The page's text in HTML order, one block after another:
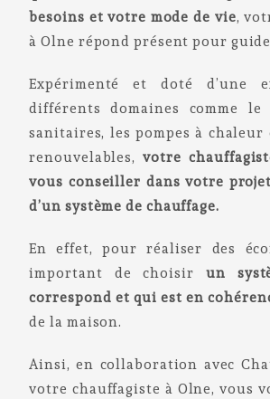
besoins et votre mode de vie,
à Olne répond présent pour
Expérimenté et doté d’une
différents domaines comme le
sanitaires, les pompes à chaleur
renouvelables,votre
vous conseiller dans votre
d’un système de chauffage.
En effet, pour réaliser des
important de choisir un
correspond et qui est en
de la maison.
Ainsi, en collaboration avec
votre chauffagiste à Olne, vous